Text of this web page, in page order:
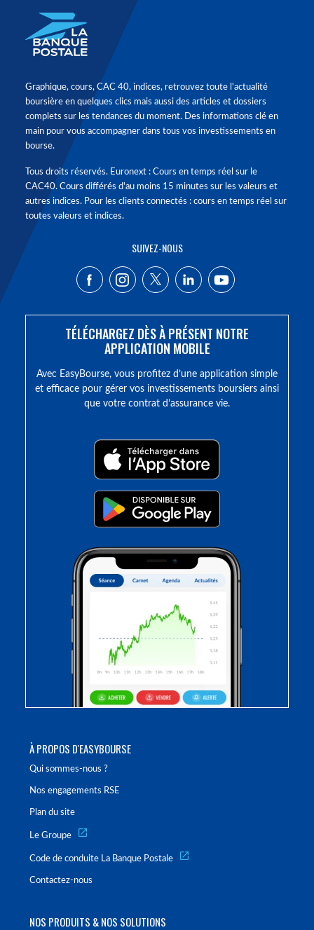
À PROPOS D'EASYBOURSE
Qui sommes-nous ?
Nos engagements RSE
Plan du site
Le Groupe
Code de conduite La Banque Postale
Contactez-nous
NOS PRODUITS & NOS SOLUTIONS
Graphique, cours, CAC 40, indices, retrouvez toute l'actualité
boursière en quelques clics mais aussi des articles et dossiers
complets sur les tendances du moment. Des informations clé en
main pour vous accompagner dans tous vos investissements en
bourse.
Tous droits réservés. Euronext : Cours en temps réel sur le
CAC40. Cours différés d'au moins 15 minutes sur les valeurs et
autres indices. Pour les clients connectés : cours en temps réel sur
toutes valeurs et indices.
SUIVEZ-NOUS
TÉLÉCHARGEZ DÈS À PRÉSENT NOTRE
APPLICATION MOBILE
Avec EasyBourse, vous profitez d’une application simple
et efficace pour gérer vos investissements boursiers ainsi
que votre contrat d’assurance vie.